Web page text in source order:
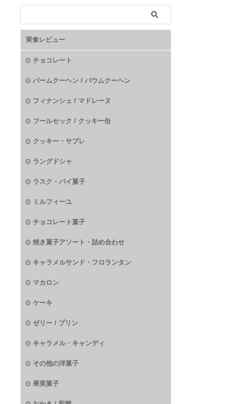
実食レビュー
チョコレート
バームクーヘン / バウムクーヘン
フィナンシェ / マドレーヌ
フールセック / クッキー缶
クッキー・サブレ
ラングドシャ
ラスク・パイ菓子
ミルフィーユ
チョコレート菓子
焼き菓子アソート・詰め合わせ
キャラメルサンド・フロランタン
マカロン
ケーキ
ゼリー / プリン
キャラメル・キャンディ
その他の洋菓子
果実菓子